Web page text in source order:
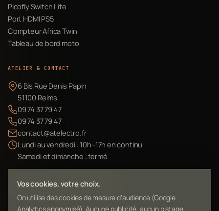
Picofly Switch Lite
Port HDMI PS5
Compteur Africa Twin
Tableau de bord moto
ATELIER & CONTACT
6 Bis Rue Denis Papin
51100 Reims
09 74 37 79 47
09 74 37 79 47
contact@atelectro.fr
Lundi au vendredi : 10h–17h en continu
Samedi et dimanche : fermé
Envoyer mon matériel
Vos cookies, votre choix.
On utilise des cookies de mesure d'audience (Google
Analytics anonymisé). Aucune publicité, aucun pistage